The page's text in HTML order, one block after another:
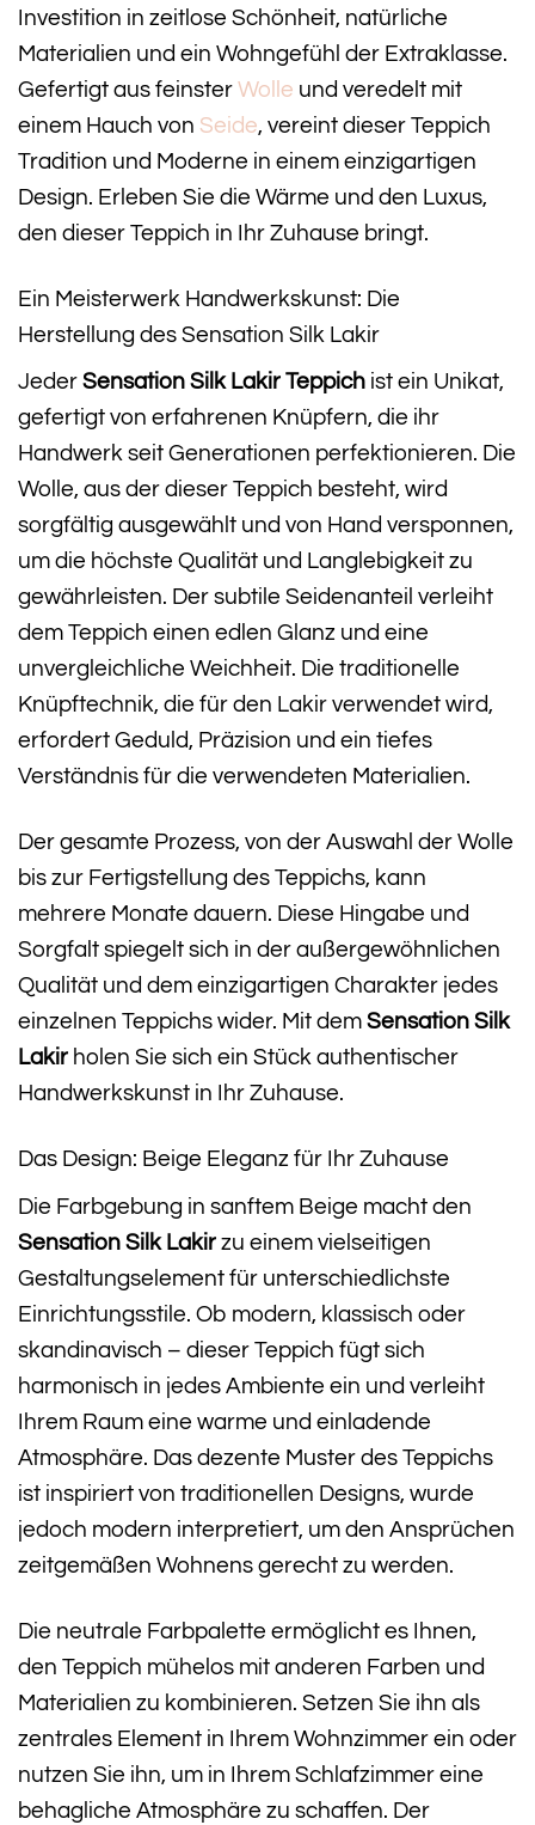
Investition in zeitlose Schönheit, natürliche
Materialien und ein Wohngefühl der Extraklasse.
Gefertigt aus feinster Wolle und veredelt mit
einem Hauch von Seide, vereint dieser Teppich
Tradition und Moderne in einem einzigartigen
Design. Erleben Sie die Wärme und den Luxus,
den dieser Teppich in Ihr Zuhause bringt.
Ein Meisterwerk Handwerkskunst: Die
Herstellung des Sensation Silk Lakir
Jeder Sensation Silk Lakir Teppich ist ein Unikat,
gefertigt von erfahrenen Knüpfern, die ihr
Handwerk seit Generationen perfektionieren. Die
Wolle, aus der dieser Teppich besteht, wird
sorgfältig ausgewählt und von Hand versponnen,
um die höchste Qualität und Langlebigkeit zu
gewährleisten. Der subtile Seidenanteil verleiht
dem Teppich einen edlen Glanz und eine
unvergleichliche Weichheit. Die traditionelle
Knüpftechnik, die für den Lakir verwendet wird,
erfordert Geduld, Präzision und ein tiefes
Verständnis für die verwendeten Materialien.
Der gesamte Prozess, von der Auswahl der Wolle
bis zur Fertigstellung des Teppichs, kann
mehrere Monate dauern. Diese Hingabe und
Sorgfalt spiegelt sich in der außergewöhnlichen
Qualität und dem einzigartigen Charakter jedes
einzelnen Teppichs wider. Mit dem Sensation Silk
Lakir holen Sie sich ein Stück authentischer
Handwerkskunst in Ihr Zuhause.
Das Design: Beige Eleganz für Ihr Zuhause
Die Farbgebung in sanftem Beige macht den
Sensation Silk Lakir zu einem vielseitigen
Gestaltungselement für unterschiedlichste
Einrichtungsstile. Ob modern, klassisch oder
skandinavisch – dieser Teppich fügt sich
harmonisch in jedes Ambiente ein und verleiht
Ihrem Raum eine warme und einladende
Atmosphäre. Das dezente Muster des Teppichs
ist inspiriert von traditionellen Designs, wurde
jedoch modern interpretiert, um den Ansprüchen
zeitgemäßen Wohnens gerecht zu werden.
Die neutrale Farbpalette ermöglicht es Ihnen,
den Teppich mühelos mit anderen Farben und
Materialien zu kombinieren. Setzen Sie ihn als
zentrales Element in Ihrem Wohnzimmer ein oder
nutzen Sie ihn, um in Ihrem Schlafzimmer eine
behagliche Atmosphäre zu schaffen. Der